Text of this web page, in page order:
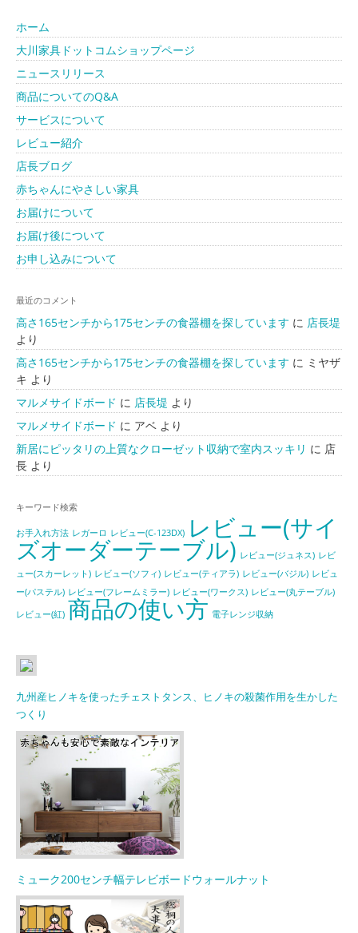
ホーム
大川家具ドットコムショップページ
ニュースリリース
商品についてのQ&A
サービスについて
レビュー紹介
店長ブログ
赤ちゃんにやさしい家具
お届けについて
お届け後について
お申し込みについて
最近のコメント
高さ165センチから175センチの食器棚を探しています に 店長堤
より
高さ165センチから175センチの食器棚を探しています に ミヤザ
キ より
マルメサイドボード に 店長堤 より
マルメサイドボード に アベ より
新居にピッタリの上質なクローゼット収納で室内スッキリ に 店
長 より
キーワード検索
お手入れ方法 レガーロ レビュー(C-123DX) レビュー(サイ
ズオーダーテーブル) レビュー(ジュネス) レビ
ュー(スカーレット) レビュー(ソフィ) レビュー(ティアラ) レビュー(バジル) レビュ
ー(パステル) レビュー(フレームミラー) レビュー(ワークス) レビュー(丸テーブル)
レビュー(紅) 商品の使い方 電子レンジ収納
九州産ヒノキを使ったチェストタンス、ヒノキの殺菌作用を生かした
つくり
ミューク200センチ幅テレビボードウォールナット